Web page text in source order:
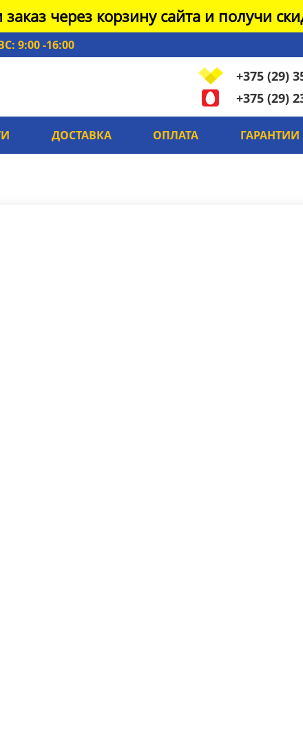
через корзину сайта и получи
9:00 -16:00
+375 (29)
+375 (29)
ДОСТАВКА ОПЛАТА ГАРАНТИИ